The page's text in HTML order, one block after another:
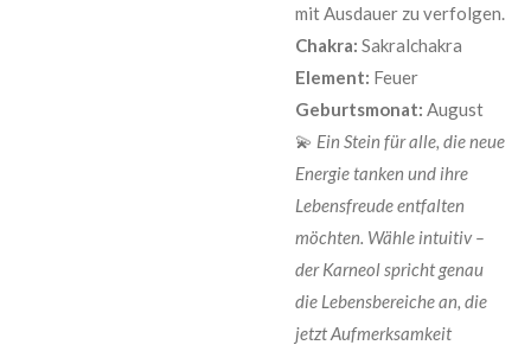
mit Ausdauer zu verfolgen.
Chakra: Sakralchakra
Element: Feuer
Geburtsmonat: August
💫 Ein Stein für alle, die neue
Energie tanken und ihre
Lebensfreude entfalten
möchten. Wähle intuitiv –
der Karneol spricht genau
die Lebensbereiche an, die
jetzt Aufmerksamkeit